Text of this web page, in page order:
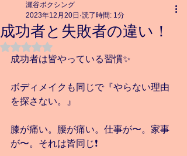
成功者と失敗者の違い！
瀬谷ボクシング
2023年12月20日 読了時間: 1分
5つ星のうちNaNと評価されています。
成功者は皆やっている習慣✨
ボディメイクも同じで『やらない理由
を探さない。』
膝が痛い。腰が痛い。仕事が〜。家事
が〜。それは皆同じ❗️